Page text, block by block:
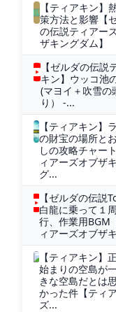
【ティアキン】
策方法と影響【
の伝説ティアー
ザキングダム】
【ゼルダの伝説
キン】ウッコ池
(マヨイ＋吹雪の
り） -...
【ティアキン】
の財宝の場所と
しの攻略チャー
ィアーズオブザ
グ...
【ゼルダの伝説
白龍に乗って１
行、作業用BGM
ィアーズオブザ
【ティアキン】正
始まりの空島が
きな空島だとは
かった件【ティ
ズ...